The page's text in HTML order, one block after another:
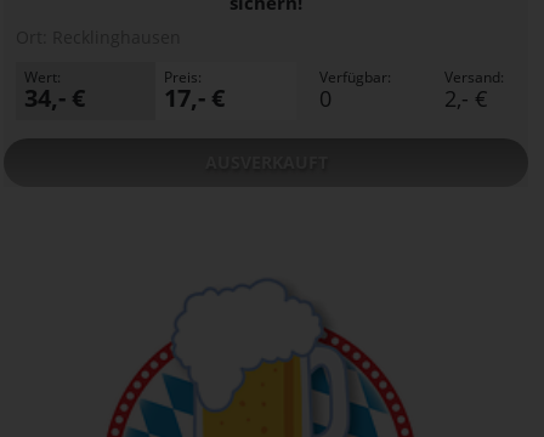
Wert:
34,- €
Preis:
17,- €
Verfügbar:
0
Versand:
2,- €